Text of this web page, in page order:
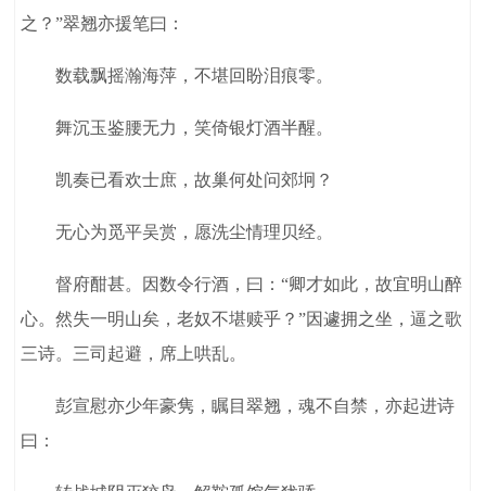
之？”翠翘亦援笔曰：
数载飘摇瀚海萍，不堪回盼泪痕零。
舞沉玉鉴腰无力，笑倚银灯酒半醒。
凯奏已看欢士庶，故巢何处问郊坰？
无心为觅平吴赏，愿洗尘情理贝经。
督府酣甚。因数令行酒，曰：“卿才如此，故宜明山醉
心。然失一明山矣，老奴不堪赎乎？”因遽拥之坐，逼之歌
三诗。三司起避，席上哄乱。
彭宣慰亦少年豪隽，瞩目翠翘，魂不自禁，亦起进诗
曰：